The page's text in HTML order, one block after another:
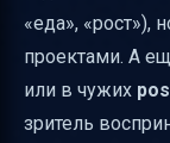
«еда», «рост»),
проектами. А
или в чужих
зритель